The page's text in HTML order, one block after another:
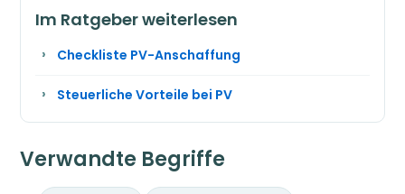
Im Ratgeber weiterlesen
Checkliste PV-Anschaffung
Steuerliche Vorteile bei PV
Verwandte Begriffe